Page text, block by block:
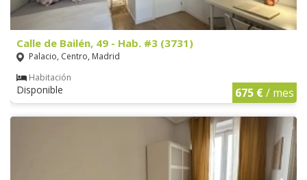
Calle de Bailén, 49 - Hab. #3 (3731)
Palacio, Centro, Madrid
Habitación
Disponible 675 €/ mes